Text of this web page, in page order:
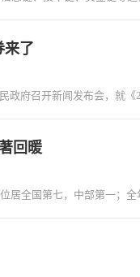
来了
政府召开新闻发布会，就
回暖
居全国第七，中部第一；